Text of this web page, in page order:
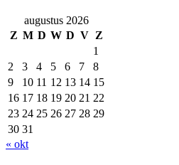
augustus 2026
Z M D W D V Z
1
2
3 4 5 6 7
8
9
10 11 12 13 14 15
16 17 18 19 20 21 22
23 24 25 26 27 28 29
30 31
« okt